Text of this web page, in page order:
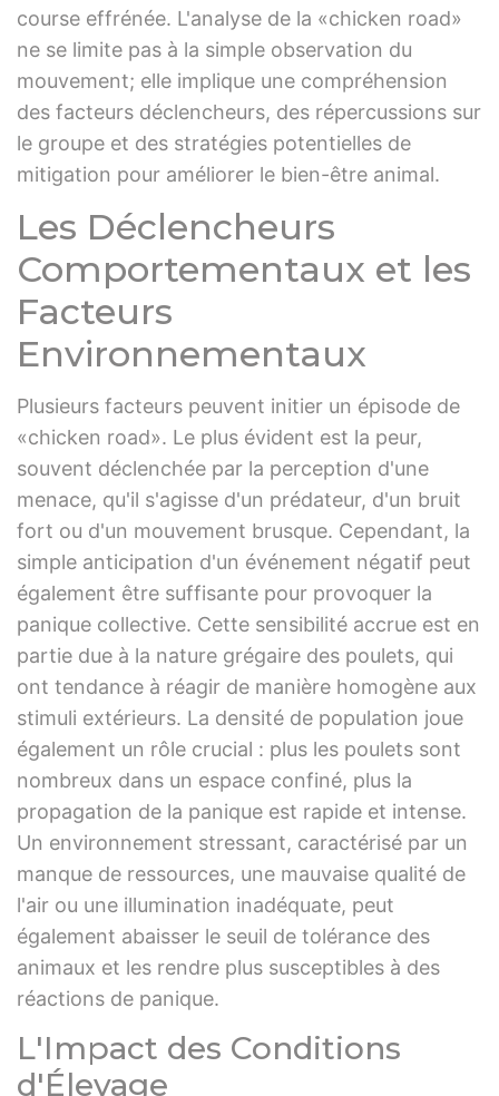
course effrénée. L'analyse de la «chicken road»
ne se limite pas à la simple observation du
mouvement; elle implique une compréhension
des facteurs déclencheurs, des répercussions sur
le groupe et des stratégies potentielles de
mitigation pour améliorer le bien-être animal.
Les Déclencheurs
Comportementaux et les
Facteurs
Environnementaux
Plusieurs facteurs peuvent initier un épisode de
«chicken road». Le plus évident est la peur,
souvent déclenchée par la perception d'une
menace, qu'il s'agisse d'un prédateur, d'un bruit
fort ou d'un mouvement brusque. Cependant, la
simple anticipation d'un événement négatif peut
également être suffisante pour provoquer la
panique collective. Cette sensibilité accrue est en
partie due à la nature grégaire des poulets, qui
ont tendance à réagir de manière homogène aux
stimuli extérieurs. La densité de population joue
également un rôle crucial : plus les poulets sont
nombreux dans un espace confiné, plus la
propagation de la panique est rapide et intense.
Un environnement stressant, caractérisé par un
manque de ressources, une mauvaise qualité de
l'air ou une illumination inadéquate, peut
également abaisser le seuil de tolérance des
animaux et les rendre plus susceptibles à des
réactions de panique.
L'Impact des Conditions
d'Élevage